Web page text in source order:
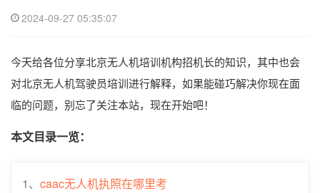
2024-09-27 05:35:07
今天给各位分享北京无人机培训机构招机长的知识，其中也会
对北京无人机驾驶员培训进行解释，如果能碰巧解决你现在面
临的问题，别忘了关注本站，现在开始吧！
本文目录一览：
1、 caac无人机执照在哪里考